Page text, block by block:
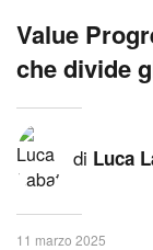
Value
che divide
di Luca
11 marzo 2025